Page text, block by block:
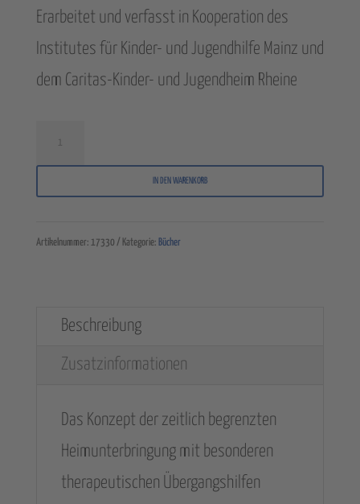
Erarbeitet und verfasst in Kooperation des
Institutes für Kinder- und Jugendhilfe Mainz und
dem Caritas-Kinder- und Jugendheim Rheine
2002:
"Therapeutische
Kinder-
Rheine“
Menge
IN DEN WARENKORB
Artikelnummer: 17330 Kategorie: Bücher
Beschreibung
Zusatzinformationen
Das Konzept der zeitlich begrenzten
Heimunterbringung mit besonderen
therapeutischen Übergangshilfen